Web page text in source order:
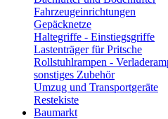
Fahrzeugeinrichtungen
Gepäcknetze
Haltegriffe - Einstiegsgriffe
Lastenträger für Pritsche
Rollstuhlrampen -
sonstiges Zubehör
Umzug und Transportgeräte
Restekiste
Baumarkt